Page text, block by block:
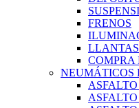
FRENOS
LLANTAS
COMPRA
NEUMÁTICOS
ASFALTO